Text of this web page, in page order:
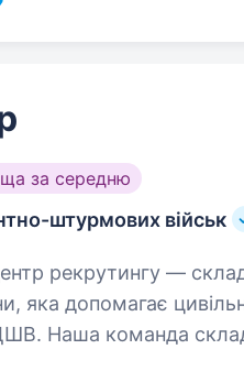
за середню
штурмових військ
яка допомагає
Наша команда